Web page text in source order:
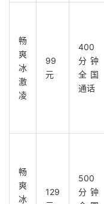
畅
爽
冰
激
凌
99
元
400
分钟
全国
通话
畅
爽
冰
129
500
分钟